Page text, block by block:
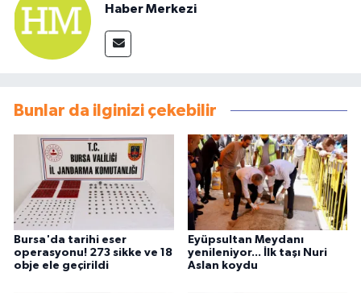
Haber Merkezi
Bunlar da ilginizi çekebilir
Bursa'da tarihi eser
operasyonu! 273 sikke ve 18
obje ele geçirildi
Eyüpsultan Meydanı
yenileniyor... İlk taşı Nuri
Aslan koydu